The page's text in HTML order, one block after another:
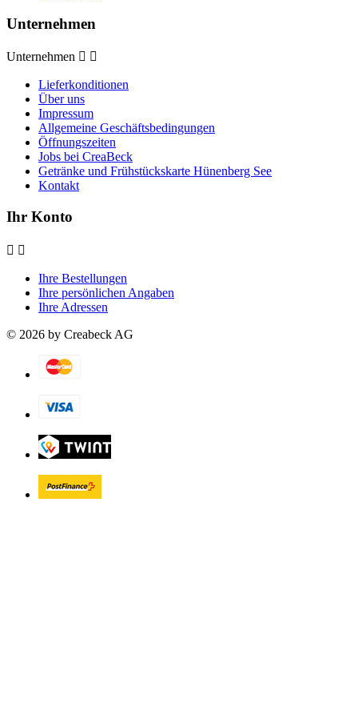
Unternehmen
Unternehmen  
Lieferkonditionen
Über uns
Impressum
Allgemeine Geschäftsbedingungen
Öffnungszeiten
Jobs bei CreaBeck
Getränke und Frühstückskarte Hünenberg See
Kontakt
Ihr Konto
 
Ihre Bestellungen
Ihre persönlichen Angaben
Ihre Adressen
© 2026 by Creabeck AG